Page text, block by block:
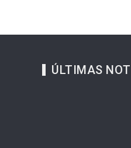
ÚLTIMAS